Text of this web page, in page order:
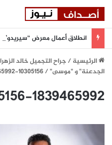
الرئيسية/جراح التجميل خالد
الجدعنة" و "موسى"/
10305156-1839465992
1839465992